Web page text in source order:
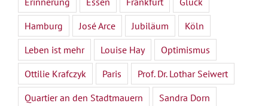
Hamburg
José Arce Jubiläum
Köln
Leben ist mehr
Louise Hay
Optimismus
Ottilie Krafczyk
Paris
Prof. Dr. Lothar Seiwert
Quartier an den Stadtmauern
Sandra Dorn